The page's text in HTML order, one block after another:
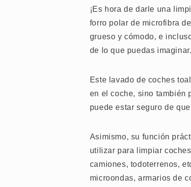
¡Es hora de darle una
forro polar de microfibra
grueso y cómodo, e
de lo que puedas
Este lavado de coches
en el coche, sino también
puede estar seguro de
Asimismo, su función
utilizar para limpiar
camiones, todoterrenos,
microondas, armarios de